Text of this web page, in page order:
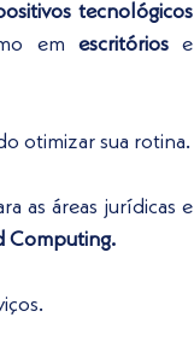
tecnológicos
em escritórios
otimizar sua rotina.
as áreas jurídicas e
Computing.